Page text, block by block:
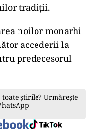
tradiții.
noilor monarhi
accederii la
predecesorul
știrile? Urmărește